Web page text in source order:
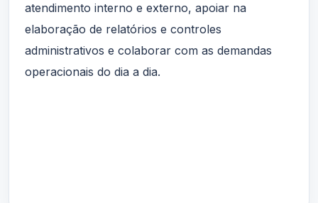
atendimento interno e externo, apoiar na
elaboração de relatórios e controles
administrativos e colaborar com as demandas
operacionais do dia a dia.